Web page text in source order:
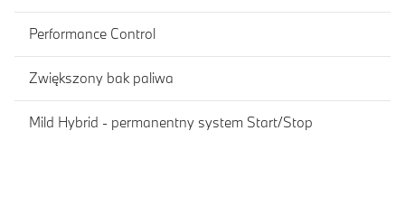
Performance Control
Zwiększony bak paliwa
Mild Hybrid - permanentny system Start/Stop